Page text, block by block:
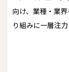
向け、業種・業
り組みに一層注